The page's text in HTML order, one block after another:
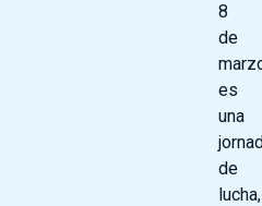
8
de
es
una
de
lucha,